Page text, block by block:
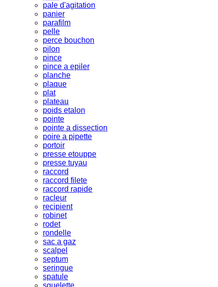
pale d'agitation
panier
parafilm
pelle
perce bouchon
pilon
pince
pince a epiler
planche
plaque
plat
plateau
poids etalon
pointe
pointe a dissection
poire a pipette
portoir
presse etouppe
presse tuyau
raccord
raccord filete
raccord rapide
racleur
recipient
robinet
rodet
rondelle
sac a gaz
scalpel
septum
seringue
spatule
squelette